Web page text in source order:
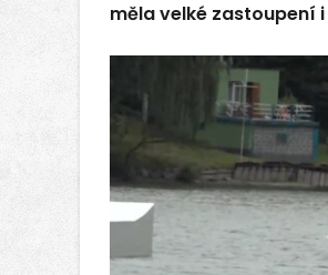
měla velké zastoupení